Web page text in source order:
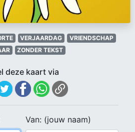
VERJAARDAG
VRIENDSCHAP
ZONDER TEKST
deze kaart via
Van: (jouw naam)